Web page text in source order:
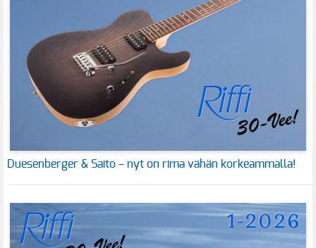
Duesenberger & Saito – nyt on rima vähän korkeammalla!